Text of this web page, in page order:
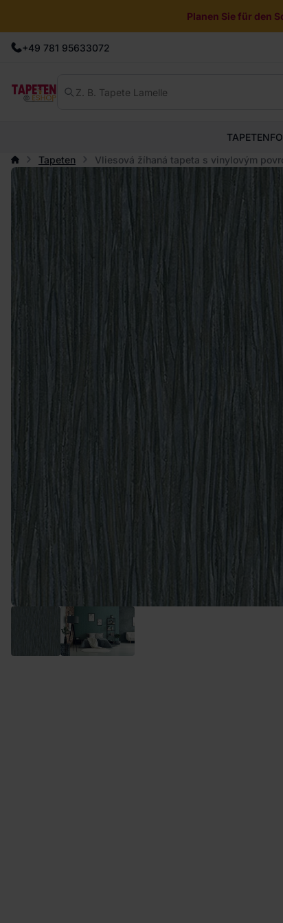
Planen Sie für den
+49 781 95633072
TAPETEN
Tapeten
Vliesová žíhaná tapeta s vinylovým